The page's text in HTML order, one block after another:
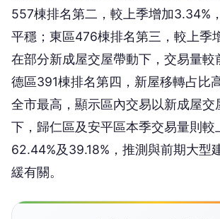
557棟排名第二，較上季增加3.34%
平穩；東區476棟排名第三，較上季
在部分新成屋交屋帶動下，交易量較
德區391棟排名第四，新屋移轉占比
全市最高，顯示區內交易以新成屋交
下，歸仁區及安平區本季交易量則較
62.44%及39.18%，推測與前期大型
緩有關。